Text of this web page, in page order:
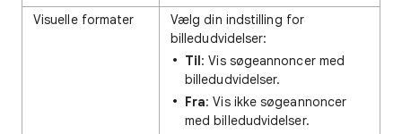
Visuelle formater
Vælg din indstilling for
billedudvidelser:
Til: Vis søgeannoncer med
billedudvidelser.
Fra: Vis ikke søgeannoncer
med billedudvidelser.